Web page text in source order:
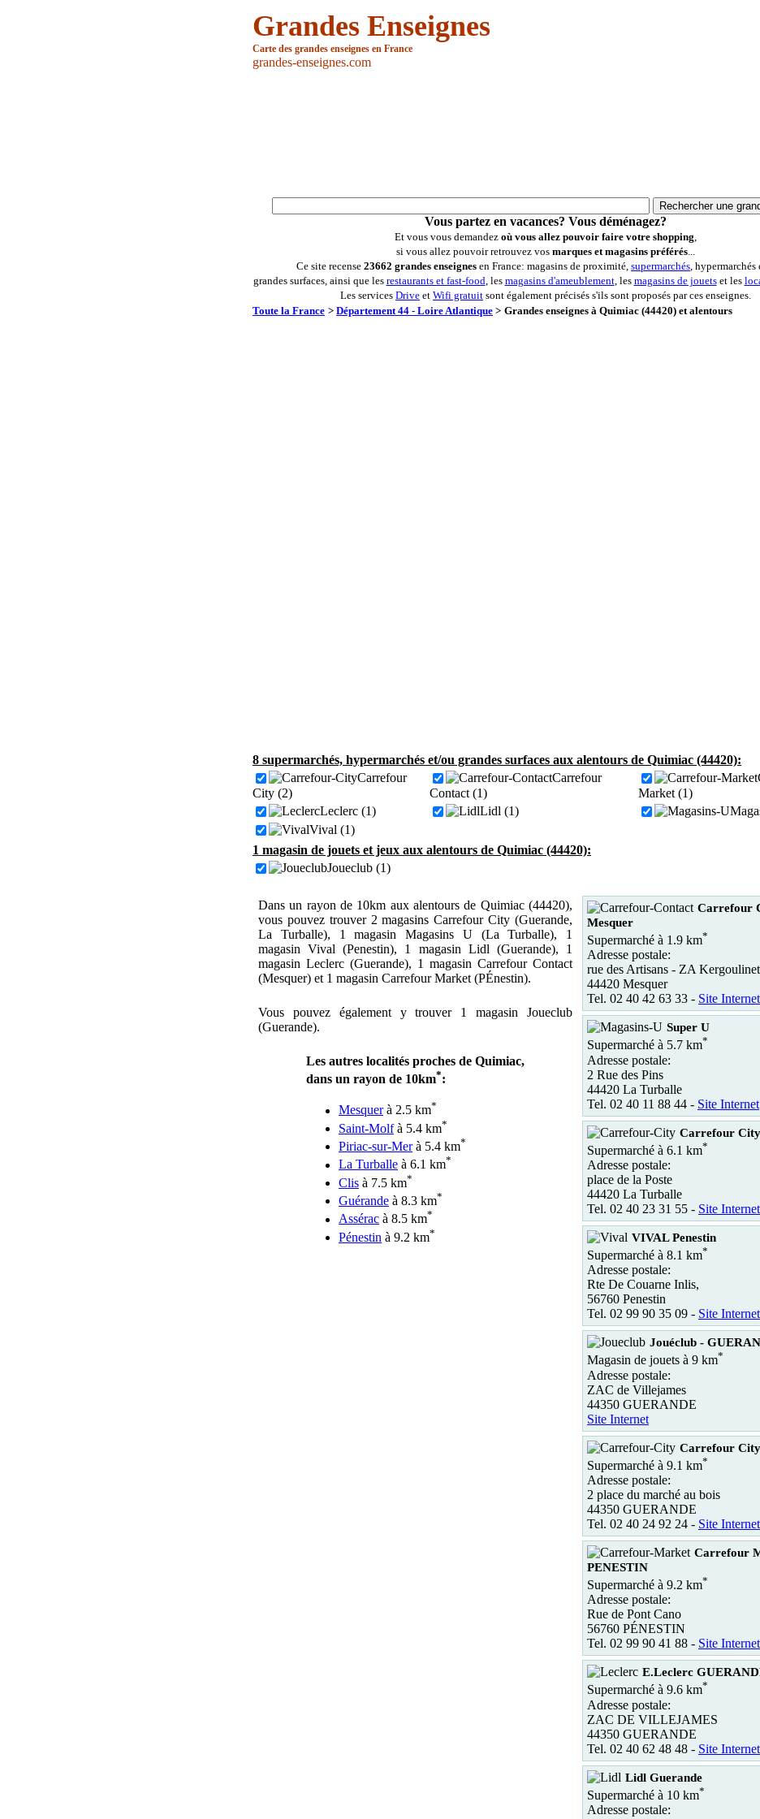
Grandes Enseignes
Carte des grandes enseignes en France
grandes-enseignes.com
Vous partez en vacances? Vous déménagez?
Et vous vous demandez où vous allez pouvoir faire votre shopping,
si vous allez pouvoir retrouvez vos marques et magasins préférés...
Ce site recense 23662 grandes enseignes en France: magasins de proximité, supermarchés, hypermarchés
grandes surfaces, ainsi que les restaurants et fast-food, les magasins d'ameublement, les magasins de jouetset les
Les services Drive et Wifi gratuit sont également précisés s'ils sont proposés par ces enseignes.
Toute la France > Département 44 - Loire Atlantique > Grandes enseignes à Quimiac (44420) et alentours
8 supermarchés, hypermarchés et/ou grandes surfaces aux alentours de Quimiac (44420):
Carrefour
City (2)
Carrefour
Contact (1)
Market (1)
Leclerc (1)
Lidl (1)
Vival (1)
1 magasin de jouets et jeux aux alentours de Quimiac (44420):
Joueclub (1)
Dans un rayon de 10km aux alentours de Quimiac (44420),
vous pouvez trouver 2 magasins Carrefour City (Guerande,
La Turballe), 1 magasin Magasins U (La Turballe), 1
magasin Vival (Penestin), 1 magasin Lidl (Guerande), 1
magasin Leclerc (Guerande), 1 magasin Carrefour Contact
(Mesquer) et 1 magasin Carrefour Market (PÉnestin).
Vous pouvez également y trouver 1 magasin Joueclub
(Guerande).
Les autres localités proches de Quimiac,
dans un rayon de 10km*:
Mesquerà 2.5 km*
Saint-Molfà 5.4 km*
Piriac-sur-Merà 5.4 km*
La Turballe à 6.1 km*
Clis à 7.5 km*
Guérande à 8.3 km*
Assérac à 8.5 km*
Pénestin à 9.2 km*
Carrefour
Mesquer
Supermarché à 1.9 km*
Adresse postale:
rue des Artisans - ZA Kergoulinet
44420 Mesquer
Tel. 02 40 42 63 33 - Site Internet
Super U
Supermarché à 5.7 km*
Adresse postale:
2 Rue des Pins
44420 La Turballe
Tel. 02 40 11 88 44 - Site Internet
Carrefour
Supermarché à 6.1 km*
Adresse postale:
place de la Poste
44420 La Turballe
Tel. 02 40 23 31 55 - Site Internet
VIVAL Penestin
Supermarché à 8.1 km*
Adresse postale:
Rte De Couarne Inlis,
56760 Penestin
Tel. 02 99 90 35 09 - Site Internet
Jouéclub -
Magasin de jouets à 9 km*
Adresse postale:
ZAC de Villejames
44350 GUERANDE
Site Internet
Carrefour
Supermarché à 9.1 km*
Adresse postale:
2 place du marché au bois
44350 GUERANDE
Tel. 02 40 24 92 24 - Site Internet
Carrefour
PENESTIN
Supermarché à 9.2 km*
Adresse postale:
Rue de Pont Cano
56760 PÉNESTIN
Tel. 02 99 90 41 88 - Site Internet
E.Leclerc
Supermarché à 9.6 km*
Adresse postale:
ZAC DE VILLEJAMES
44350 GUERANDE
Tel. 02 40 62 48 48 - Site Internet
Lidl Guerande
Supermarché à 10 km*
Adresse postale: